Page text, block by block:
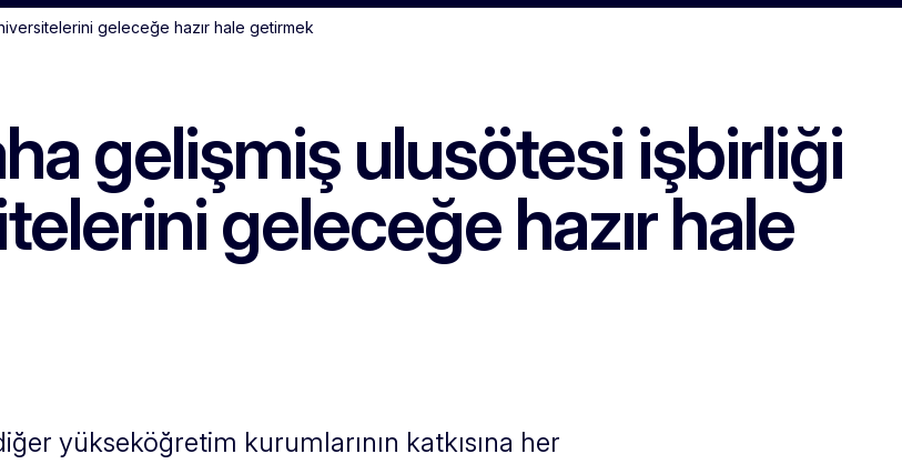
geleceğe hazır hale getirmek
gelişmiş ulusötesi işbirliği
geleceğe hazır hale
yükseköğretim kurumlarının katkısına her